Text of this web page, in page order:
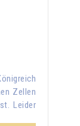
Zellen
Leider